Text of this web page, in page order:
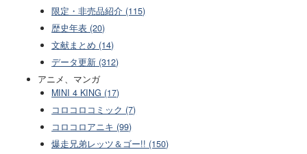
限定・非売品紹介 (115)
歴史年表 (20)
文献まとめ (14)
データ更新 (312)
アニメ、マンガ
MINI 4 KING (17)
コロコロコミック (7)
コロコロアニキ (99)
爆走兄弟レッツ＆ゴー!! (150)